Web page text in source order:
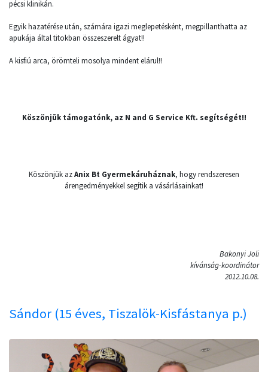
pécsi klinikán.
Egyik hazatérése után, számára igazi meglepetésként, megpillanthatta az
apukája által titokban összeszerelt ágyat!!
A kisfiú arca, örömteli mosolya mindent elárul!!
Köszönjük támogatónk, az N and G Service Kft. segítségét!!
Köszönjük azAnix Bt Gyermekáruháznak, hogy rendszeresen
árengedményekkel segítik a vásárlásainkat!
Bakonyi Joli
kívánság-koordinátor
2012.10.08.
Sándor (15 éves, Tiszalök-Kisfástanya p.)